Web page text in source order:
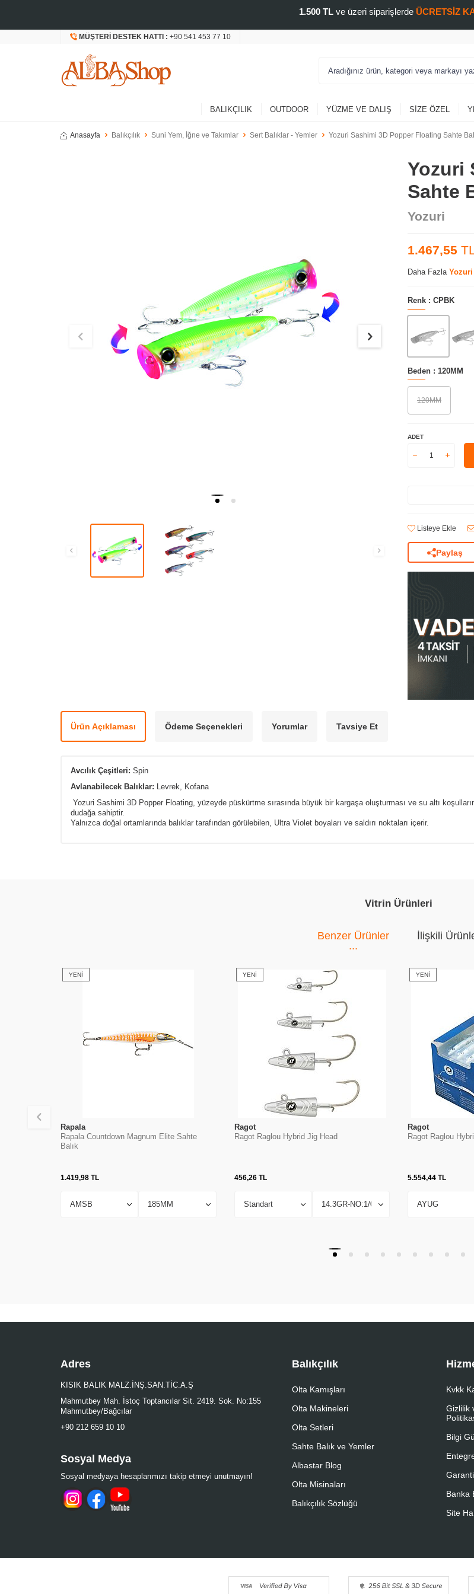
1.500 TLve üzeri siparişlerde ÜCRETSİZ
MÜŞTERI DESTEK HATTI : +90 541 453 77 10
BALIKÇILIK OUTDOOR YÜZME VE DALIŞ SIZE ÖZEL
Anasayfa Balıkçılık Suni Yem, İğne ve Takımlar Sert Balıklar - Yemler Yozuri Sashimi 3D Popper Floating Sahte
Yozuri
Sahte
Yozuri
1.467,55
Daha Fazla Yozuri
Renk : CPBK
Beden : 120MM
120MM
ADET
Listeye Ekle
Paylaş
Ürün Açıklaması Ödeme Seçenekleri Yorumlar Tavsiye Et
Avcılık Çeşitleri: Spin
Avlanabilecek Balıklar: Levrek, Kofana
Yozuri Sashimi 3D Popper Floating, yüzeyde püskürtme sırasında büyük bir kargaşa oluşturması ve su altı
dudağa sahiptir.
Yalnızca doğal ortamlarında balıklar tarafından görülebilen, Ultra Violet boyaları ve saldırı noktaları içerir.
Vitrin Ürünleri
Benzer Ürünler İlişkili
YENI
Rapala
Rapala Countdown Magnum Elite Sahte
Balık
1.419,98 TL
YENI
Ragot
Ragot Raglou Hybrid Jig Head
456,26TL
YENI
Ragot
Ragot Raglou
5.554,44 TL
Adres
KISIK BALIK MALZ.İNŞ.SAN.TİC.A.Ş
Mahmutbey Mah. İstoç Toptancılar Sit. 2419. Sok. No:155
Mahmutbey/Bağcılar
+90 212 659 10 10
Sosyal Medya
Sosyal medyaya hesaplarımızı takip etmeyi unutmayın!
Balıkçılık
Olta Kamışları
Olta Makineleri
Olta Setleri
Sahte Balık ve Yemler
Albastar Blog
Olta Misinaları
Balıkçılık Sözlüğü
Kvkk
Gizlilik
Bilgi
Banka
Site